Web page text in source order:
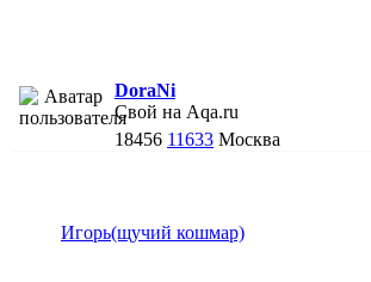
DoraNi
Свой на Aqa.ru
18456 11633 Москва
Игорь(щучий кошмар)